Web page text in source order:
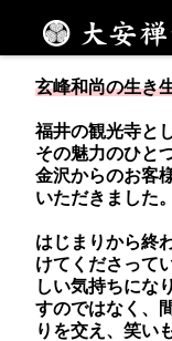
気持ちの
玄峰和尚の生き
福井の観光寺と
その魅力のひと
金沢からのお客
いただきました。
はじまりから終
けてくださって
しい気持ちにな
すのではなく、
りを交え、笑い